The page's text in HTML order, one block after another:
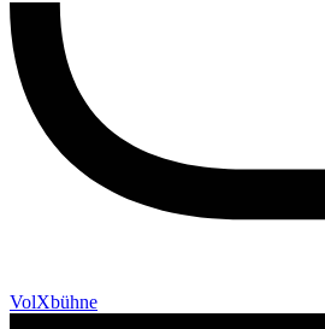
VolXbühne